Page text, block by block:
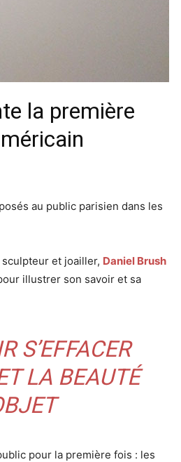
la première
au public parisien dans les
et joailler, Daniel Brush
illustrer son savoir et sa
S’EFFACER
LA BEAUTÉ
pour la première fois : les